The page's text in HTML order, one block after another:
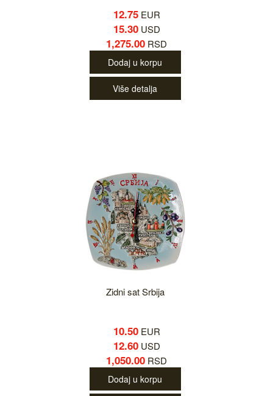
12.75EUR
15.30USD
1,275.00 RSD
Dodaj u korpu
Više detalja
Zidni sat Srbija
10.50EUR
12.60USD
1,050.00 RSD
Dodaj u korpu